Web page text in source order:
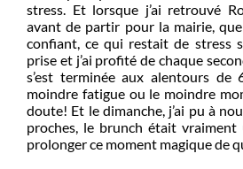
stress. Et lorsque j’ai retrouvé
avant de partir pour la mairie,
confiant, ce qui restait de stress
prise et j’ai profité de chaque
s’est terminée aux alentours
moindre fatigue ou le moindre
doute! Et le dimanche, j’ai pu à
proches, le brunch était
prolonger ce moment magique de